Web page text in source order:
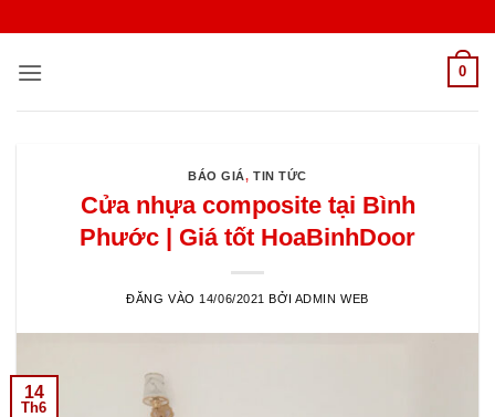
nội
0
BÁO GIÁ,TIN TỨC
Cửa nhựa composite tại Bình
Phước | Giá tốt HoaBinhDoor
ĐĂNG VÀO 14/06/2021 BỞI ADMIN WEB
14
Th6